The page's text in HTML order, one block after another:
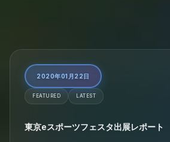
2020年01月22日
FEATURED LATEST
東京eスポーツフェスタ出展レポート